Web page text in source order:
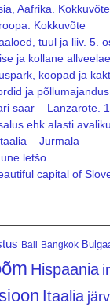
Aafrika. Kokkuvõte
Kokkuvõte
tuul ja liiv. 5.
ja kollane
koopad ja
ja
saar – Lanzarote.
ehk alasti
– Jurmala
letšo
capital of
Bali Bangkok
Hispaania
Itaalia